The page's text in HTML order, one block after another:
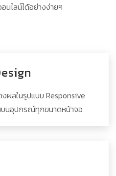
นไลน์ได้อย่างง่ายๆ
ผลในรูปแบบ Responsive
บนอุปกรณ์ทุกขนาดหน้าจอ